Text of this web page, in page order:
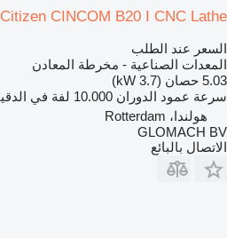
Citizen CINCOM B20 I CNC Lathe
السعر عند الطلب
المعدات الصناعية - مخرطة المعادن
5.03 حصان (3.7 kW)
سرعة عمود الدوران 10.000 لفة في الدقيقة
هولندا، Rotterdam
GLOMACH BV
الاتصال بالبائع